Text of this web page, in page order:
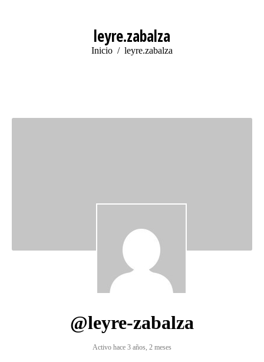
leyre.zabalza
Estás aquí:
Inicio leyre.zabalza
@leyre-zabalza
Activo hace 3 años, 2 meses